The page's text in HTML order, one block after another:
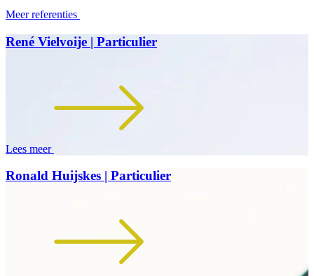
Meer referenties
René Vielvoije | Particulier
Lees meer
Ronald Huijskes | Particulier